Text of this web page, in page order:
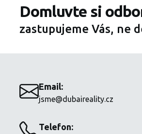
Domluvte si
zastupujeme Vás, ne
Email:
jsme@dubaireality.cz
Telefon: